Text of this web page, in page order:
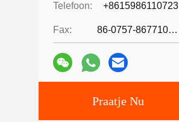
Telefoon: +8615986110723
Fax: 86-0757-86771039
Praatje Nu